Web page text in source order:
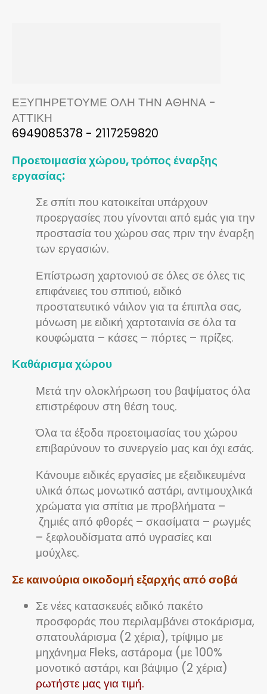
ΕΞΥΠΗΡΕΤΟΥΜΕ ΟΛΗ ΤΗΝ ΑΘΗΝΑ -
ΑΤΤΙΚΗ
6949085378 - 2117259820
Προετοιμασία χώρου, τρόπος έναρξης
εργασίας:
Σε σπίτι που κατοικείται υπάρχουν
προεργασίες που γίνονται από εμάς για την
προστασία του χώρου σας πριν την έναρξη
των εργασιών.
Επίστρωση χαρτονιού σε όλες σε όλες τις
επιφάνειες του σπιτιού, ειδικό
προστατευτικό νάιλον για τα έπιπλα σας,
μόνωση με ειδική χαρτοταινία σε όλα τα
κουφώματα – κάσες – πόρτες – πρίζες.
Καθάρισμα χώρου
Μετά την ολοκλήρωση του βαψίματος όλα
επιστρέφουν στη θέση τους.
Όλα τα έξοδα προετοιμασίας του χώρου
επιβαρύνουν το συνεργείο μας και όχι εσάς.
Κάνουμε ειδικές εργασίες με εξειδικευμένα
υλικά όπως μονωτικό αστάρι, αντιμουχλικά
χρώματα για σπίτια με προβλήματα –
ζημιές από φθορές – σκασίματα – ρωγμές
– ξεφλουδίσματα από υγρασίες και
μούχλες.
Σε καινούρια οικοδομή εξαρχής από σοβά
Σε νέες κατασκευές ειδικό πακέτο
προσφοράς που περιλαμβάνει στοκάρισμα,
σπατουλάρισμα (2 χέρια), τρίψιμο με
μηχάνημα Fleks, αστάρομα (με 100%
μονοτικό αστάρι, και βάψιμο (2 χέρια)
ρωτήστε μας για τιμή.